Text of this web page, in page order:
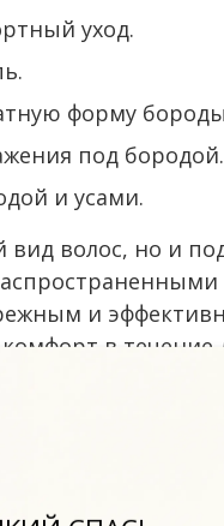
уход.
форму
под бородой.
и усами.
волос, но и
и
в течение